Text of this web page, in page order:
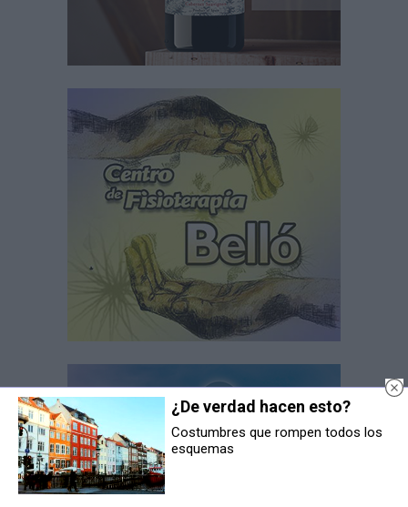
¿De verdad hacen esto?
Costumbres que rompen todos los
esquemas